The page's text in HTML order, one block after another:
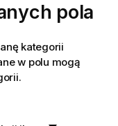
pola
kategorii
w polu mogą